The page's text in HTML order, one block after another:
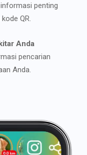
penting
QR.
Anda
pencarian
Anda.